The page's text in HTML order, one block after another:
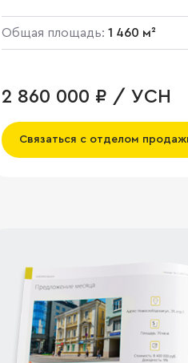
Общая площадь: 1 460 м²
2 860 000 ₽ / УСН
Связаться с отделом